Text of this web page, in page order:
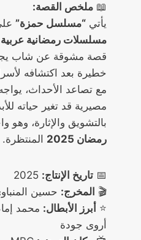
📖 ملخص القصة:
يأتي “مسلسل حمزة”
مسلسلات رمضانية عربية 2025
قصة مشوقة عن شاب
خطيرة بعد اكتشافه
مع تصاعد الأحداث،
مصيرية قد تغير حياته
بالتشويق والإثارة، وهو
رمضان 2025
المنتظرة.
📅 تاريخ الإنتاج:
🎬 المخرج: حسين
⭐ أبرز الأبطال: محمد
أروى جودة